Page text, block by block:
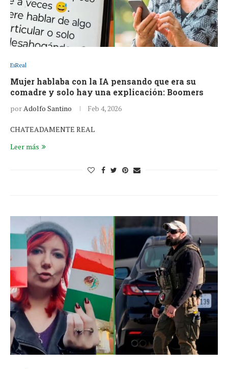
EsReal
Mujer hablaba con la IA pensando que era su
comadre y solo hay una explicación: Boomers
porAdolfo Santino Feb 4, 2026
CHATEADAMENTE REAL
Leer más